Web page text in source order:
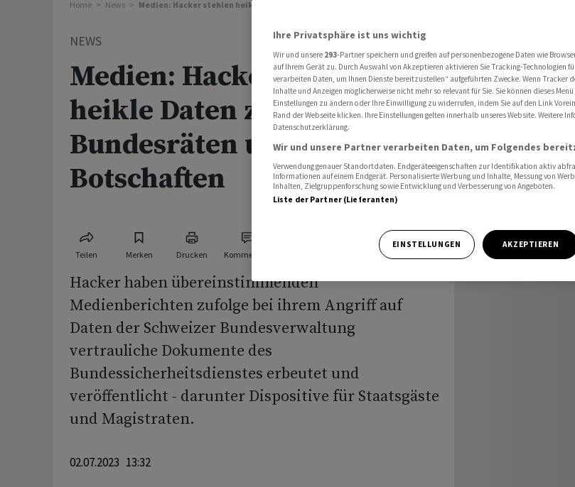
Home News Medien: Hacker stehlen heikle Daten zu Bundesräten und Botschaften
NEWS
Medien: Hacker stehlen
heikle Daten zu
Bundesräten und
Botschaften
Teilen Merken Drucken Kommentare
Hacker haben übereinstimmenden
Medienberichten zufolge bei ihrem Angriff auf
Daten der Schweizer Bundesverwaltung
vertrauliche Dokumente des
Bundessicherheitsdienstes erbeutet und
veröffentlicht - darunter Dispositive für Staatsgäste
und Magistraten.
02.07.2023 13:32
Ihre Privatsphäre ist uns wichtig
Wir und unsere 293-Partner speichern und greifen auf personenbezogene Daten wie
auf Ihrem Gerät zu. Durch Auswahl von Akzeptieren aktivieren Sie Tracking-Technologien
verarbeiten Daten, um Ihnen Dienste bereitzustellen“ aufgeführten Zwecke. Wenn Tracker
Inhalte und Anzeigen möglicherweise nicht mehr so relevant für Sie. Sie können dieses
Einstellungen zu ändern oder Ihre Einwilligung zu widerrufen, indem Sie auf den Link
Rand der Webseite klicken. Ihre Einstellungen gelten innerhalb unseres Website. Weitere
Datenschutzerklärung.
Wir und unsere Partner verarbeiten Daten, um Folgendes
Verwendung genauer Standortdaten. Endgeräteeigenschaften zur Identifikation aktiv
Informationen auf einem Endgerät. Personalisierte Werbung und Inhalte, Messung von
Inhalten, Zielgruppenforschung sowie Entwicklung und Verbesserung von Angeboten.
Liste der Partner (Lieferanten)
EINSTELLUNGEN AKZEPTIEREN